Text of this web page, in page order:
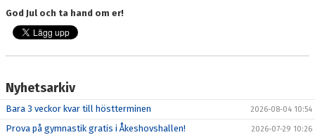
God Jul och ta hand om er!
Nyhetsarkiv
Bara 3 veckor kvar till höstterminen 2026-08-04 10:54
Prova på gymnastik gratis i Åkeshovshallen! 2026-07-29 10:26